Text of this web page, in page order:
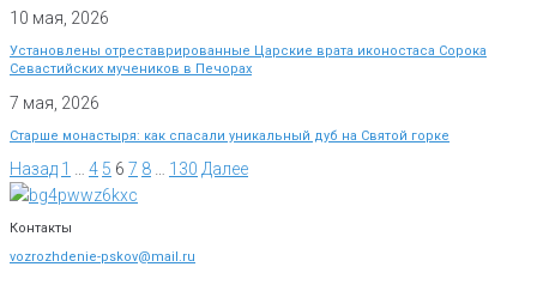
10 мая, 2026
Установлены отреставрированные Царские врата иконостаса Сорока
Севастийских мучеников в Печорах
7 мая, 2026
Старше монастыря: как спасали уникальный дуб на Святой горке
Назад 1 4 5 6 7 8 130 Далее
Контакты
vozrozhdenie-pskov@mail.ru